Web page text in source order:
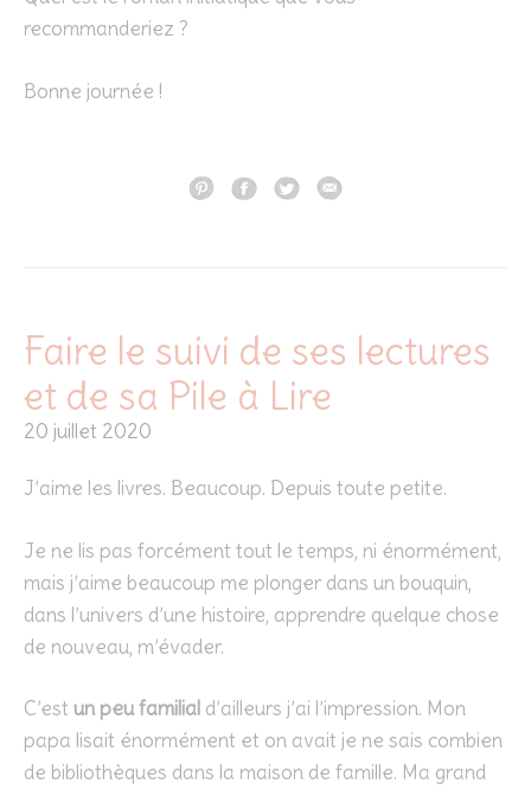
recommanderiez ?
Bonne journée !
Faire le suivi de ses lectures
et de sa Pile à Lire
20 juillet 2020
J’aime les livres. Beaucoup. Depuis toute petite.
Je ne lis pas forcément tout le temps, ni énormément,
mais j’aime beaucoup me plonger dans un bouquin,
dans l’univers d’une histoire, apprendre quelque chose
de nouveau, m’évader.
C’est un peu familial d’ailleurs j’ai l’impression. Mon
papa lisait énormément et on avait je ne sais combien
de bibliothèques dans la maison de famille. Ma grand